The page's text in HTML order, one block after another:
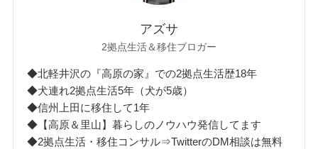
アズサ
2拠点生活＆移住ブロガー
◆北軽井沢の『高原の家』での2拠点生活歴18年
◆犬連れ2拠点生活5年（犬が5歳）
◆信州上田に移住して1年
◆【高原＆里山】暮らしのノウハウ発信してます
◆2拠点生活・移住コンサル⇒TwitterのDM相談は無料